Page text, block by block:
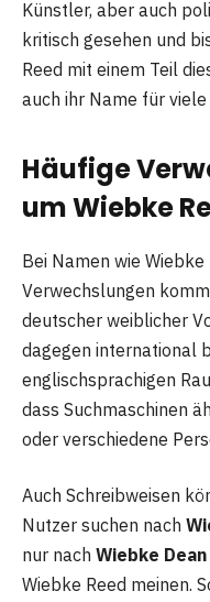
Künstler, aber auch
kritisch gesehen und
Reed mit einem Teil
auch ihr Name für
Häufige
um Wiebke
Bei Namen wie
Verwechslungen
deutscher weiblicher
dagegen international
englischsprachigen
dass Suchmaschinen
oder verschiedene
Auch Schreibweisen
Nutzer suchen nach
nur nach Wiebke Dean
Wiebke Reed meinen.